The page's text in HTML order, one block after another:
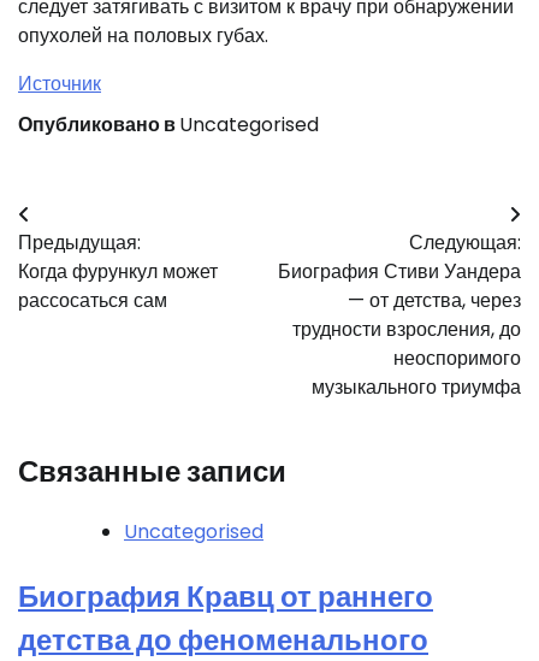
следует затягивать с визитом к врачу при обнаружении
опухолей на половых губах.
Источник
Опубликовано вUncategorised
Навигация
по
записям
Предыдущая:
Когда фурункул может
рассосаться сам
Следующая:
Биография Стиви Уандера
— от детства, через
трудности взросления, до
неоспоримого
музыкального триумфа
Связанные записи
Uncategorised
Биография Кравц от раннего
детства до феноменального